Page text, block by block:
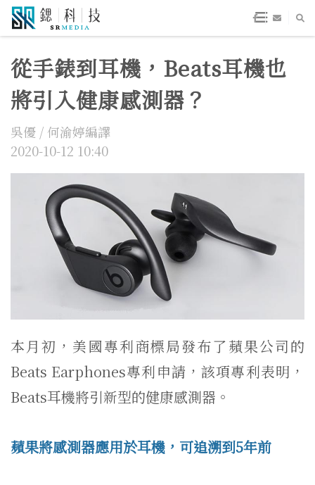
從手錶到耳機，Beats耳機也
將引入健康感測器？
吳優 / 何渝婷編譯
2020-10-12 10:40
本月初，美國專利商標局發布了蘋果公司的
Beats Earphones專利申請，該項專利表明，
Beats耳機將引新型的健康感測器。
蘋果將感測器應用於耳機，可追溯到5年前